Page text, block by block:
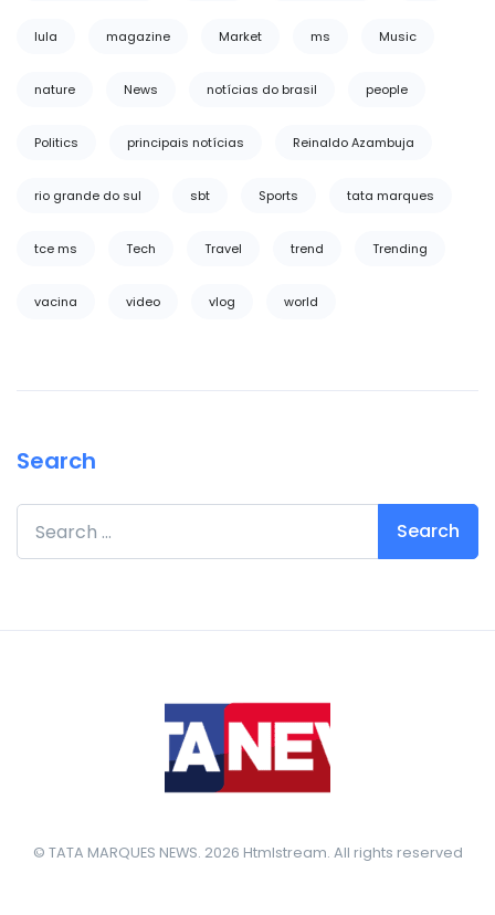
lula magazine Market ms Music
nature News notícias do brasil people
Politics principais notícias Reinaldo Azambuja
rio grande do sul sbt Sports tata marques
tce ms Tech Travel trend Trending
vacina video vlog world
Search
Search for:
© TATA MARQUES NEWS. 2026 Htmlstream. All rights reserved